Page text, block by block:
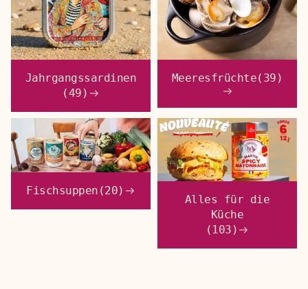
Jahrgangssardinen
(49)
Meeresfrüchte(39)
Fischsuppen (20)
Alles für die
Küche
(103)